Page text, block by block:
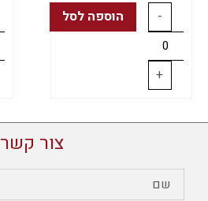
-
+
הוספה לסל
צור קשר